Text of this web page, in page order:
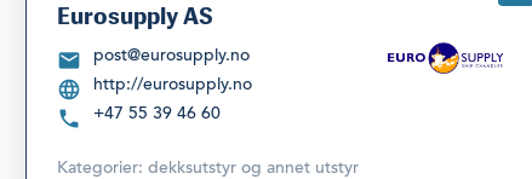
Eurosupply AS
post@eurosupply.no
http://eurosupply.no
+47 55 39 46 60
Kategorier: dekksutstyr og annet utstyr